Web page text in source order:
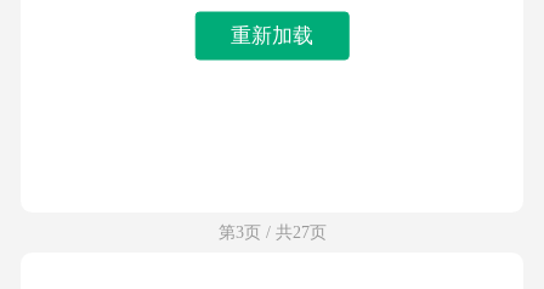
重新加载
第3页 / 共27页